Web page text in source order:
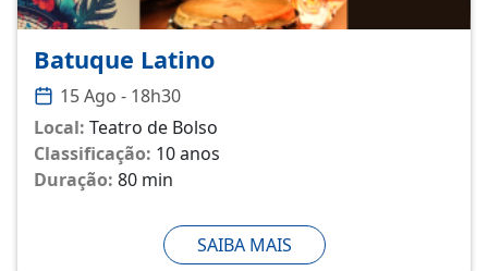
Batuque Latino
15 Ago - 18h30
Local: Teatro de Bolso
Classificação: 10 anos
Duração: 80 min
SAIBA MAIS